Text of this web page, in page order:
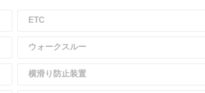
ETC
ウォークスルー
横滑り防止装置